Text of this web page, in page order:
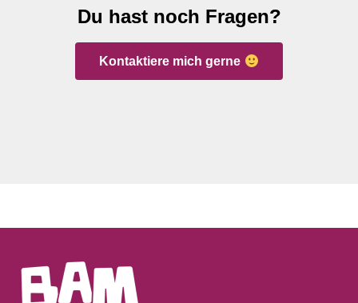
Du hast noch Fragen?
Kontaktiere mich gerne